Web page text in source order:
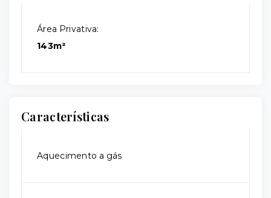
Área Privativa:
143m²
Características
Aquecimento a gás